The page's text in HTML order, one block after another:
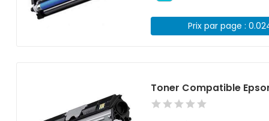
Prix par page :
Toner Compatible